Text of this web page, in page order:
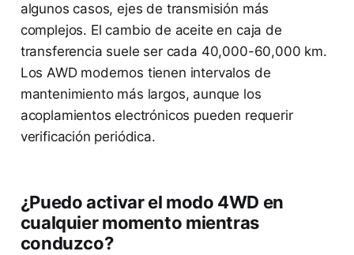
algunos casos, ejes de transmisión más
complejos. El cambio de aceite en caja de
transferencia suele ser cada 40,000-60,000 km.
Los AWD modernos tienen intervalos de
mantenimiento más largos, aunque los
acoplamientos electrónicos pueden requerir
verificación periódica.
¿Puedo activar el modo 4WD en
cualquier momento mientras
conduzco?